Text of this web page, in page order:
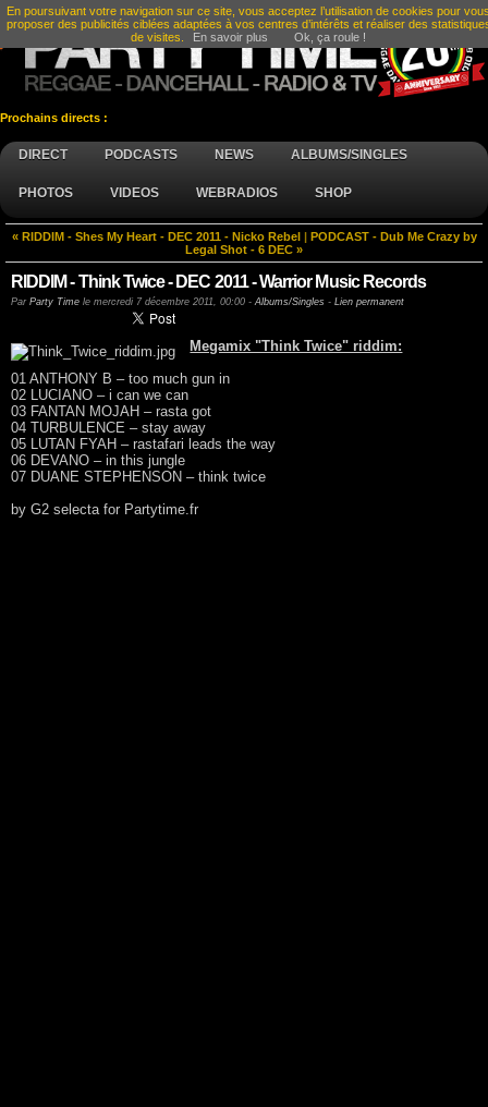
Prochains directs :
DIRECT PODCASTS NEWS ALBUMS/SINGLES
PHOTOS VIDEOS WEBRADIOS SHOP
« RIDDIM - Shes My Heart - DEC 2011 - Nicko Rebel
PODCAST - Dub Me Crazy by
Legal Shot - 6 DEC »
RIDDIM - Think Twice - DEC 2011 - Warrior Music Records
Par Party Time le mercredi 7 décembre 2011, 00:00 -Albums/Singles - Lien permanent
Megamix "Think Twice" riddim:
01 ANTHONY B – too much gun in
02 LUCIANO – i can we can
03 FANTAN MOJAH – rasta got
04 TURBULENCE – stay away
05 LUTAN FYAH – rastafari leads the way
06 DEVANO – in this jungle
07 DUANE STEPHENSON – think twice
by G2 selecta for Partytime.fr
En poursuivant votre navigation sur ce site, vous acceptez l’utilisation de cookies pour
proposer des publicités ciblées adaptées à vos centres d’intérêts et réaliser des
de visites.
En savoir plus Ok, ça roule !